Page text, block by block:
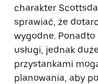
charakter
sprawiać, że
wygodne.
usługi, jednak
przystankami
planowania, aby